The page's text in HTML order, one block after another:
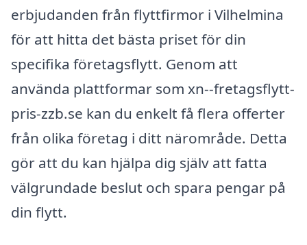
erbjudanden från flyttfirmor i Vilhelmina
för att hitta det bästa priset för din
specifika företagsflytt. Genom att
använda plattformar som xn--fretagsflytt-
pris-zzb.se kan du enkelt få flera offerter
från olika företag i ditt närområde. Detta
gör att du kan hjälpa dig själv att fatta
välgrundade beslut och spara pengar på
din flytt.